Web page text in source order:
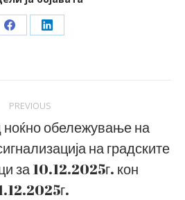
Share Share
PREVIOUS
Previous
post:
ноќно обележување на
на градските
за 10.12.2025г. кон